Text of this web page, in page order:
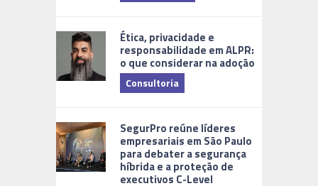
Ética, privacidade e
responsabilidade em ALPR:
o que considerar na adoção
Consultoria
SegurPro reúne líderes
empresariais em São Paulo
para debater a segurança
híbrida e a proteção de
executivos C-Level